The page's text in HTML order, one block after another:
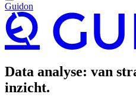
Guidon
Data analyse: van
inzicht.